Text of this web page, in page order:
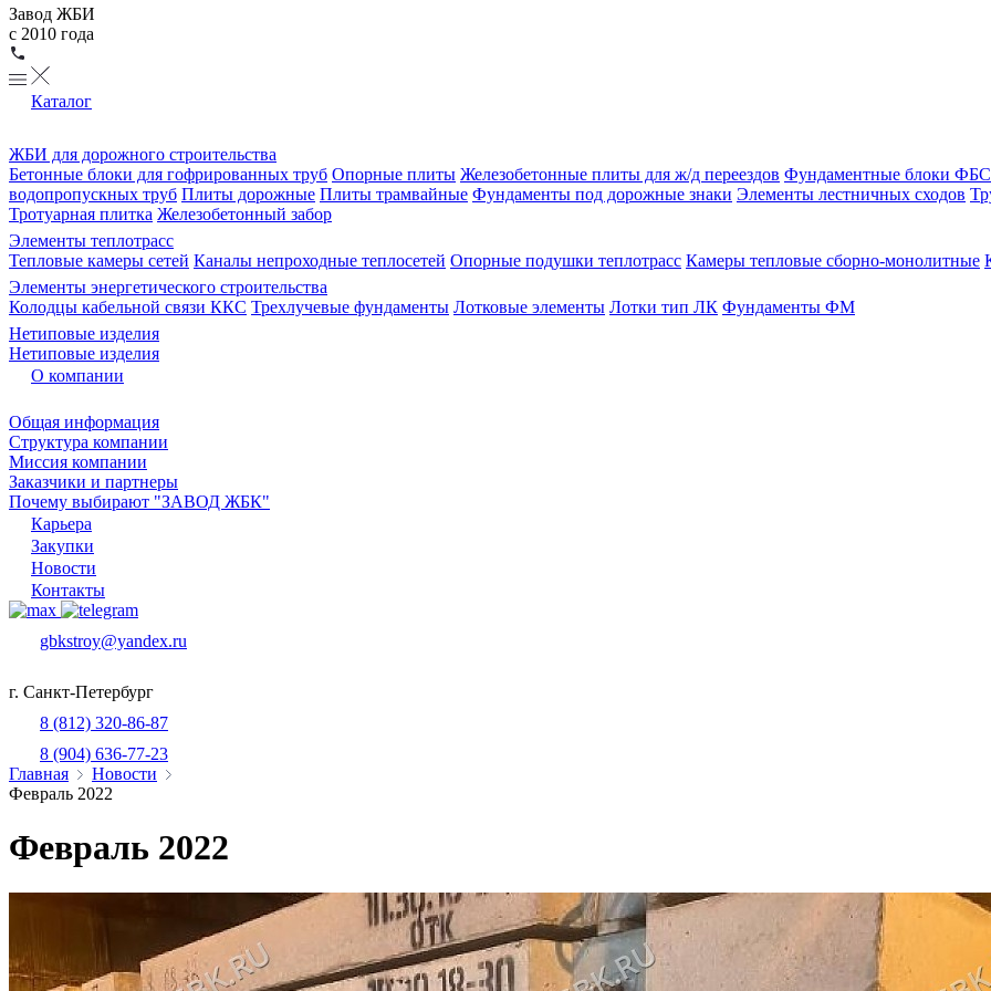
Завод ЖБИ
с 2010 года
Каталог
ЖБИ для дорожного строительства
Бетонные блоки для гофрированных труб Опорные плиты Железобетонные плиты для ж/д переездов Фундаментные блоки ФБС
водопропускных труб Плиты дорожные Плиты трамвайные Фундаменты под дорожные знаки Элементы лестничных сходов
Тротуарная плитка Железобетонный забор
Элементы теплотрасс
Тепловые камеры сетей Каналы непроходные теплосетей Опорные подушки теплотрасс Камеры тепловые сборно-монолитные
Элементы энергетического строительства
Колодцы кабельной связи ККС Трехлучевые фундаменты Лотковые элементы Лотки тип ЛК Фундаменты ФМ
Нетиповые изделия
Нетиповые изделия
О компании
Общая информация
Структура компании
Миссия компании
Заказчики и партнеры
Почему выбирают "ЗАВОД ЖБК"
Карьера
Закупки
Новости
Контакты
gbkstroy@yandex.ru
г. Санкт-Петербург
8 (812) 320-86-87
8 (904) 636-77-23
Главная
Новости
Февраль 2022
Февраль 2022